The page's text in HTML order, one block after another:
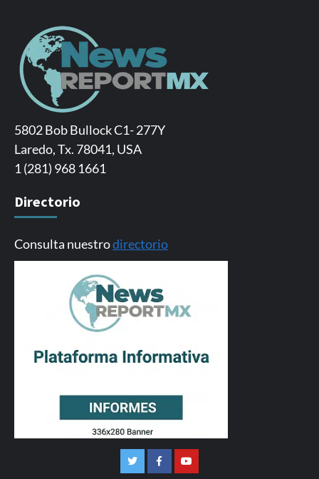
5802 Bob Bullock C1- 277Y
Laredo, Tx. 78041, USA
1 (281) 968 1661
Directorio
Consulta nuestrodirectorio
TwitterFacebookYoutube